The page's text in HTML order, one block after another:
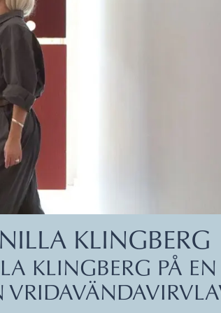
KLINGBERG
KLINGBERG PÅ EN